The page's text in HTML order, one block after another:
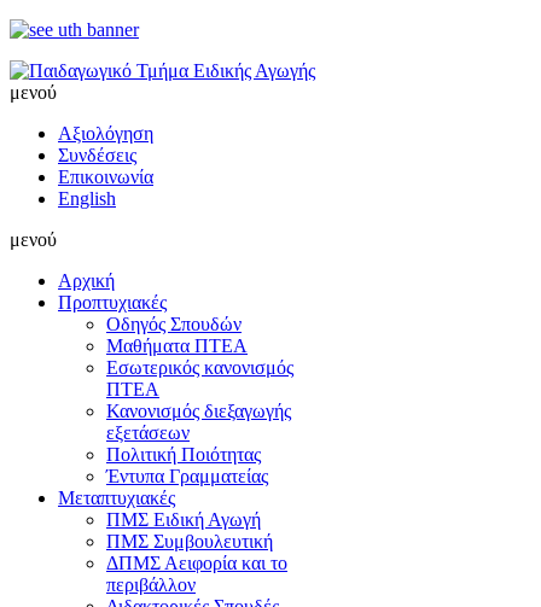
μενού
Αξιολόγηση
Συνδέσεις
Επικοινωνία
English
μενού
Αρχική
Προπτυχιακές
Οδηγός Σπουδών
Μαθήματα ΠΤΕΑ
Εσωτερικός κανονισμός
ΠΤΕΑ
Κανονισμός διεξαγωγής
εξετάσεων
Πολιτική Ποιότητας
Έντυπα Γραμματείας
Μεταπτυχιακές
ΠΜΣ Ειδική Αγωγή
ΠΜΣ Συμβουλευτική
ΔΠΜΣ Αειφορία και το
περιβάλλον